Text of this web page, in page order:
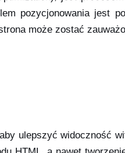
pozycjonowania jest
może zostać
ulepszyć widoczność